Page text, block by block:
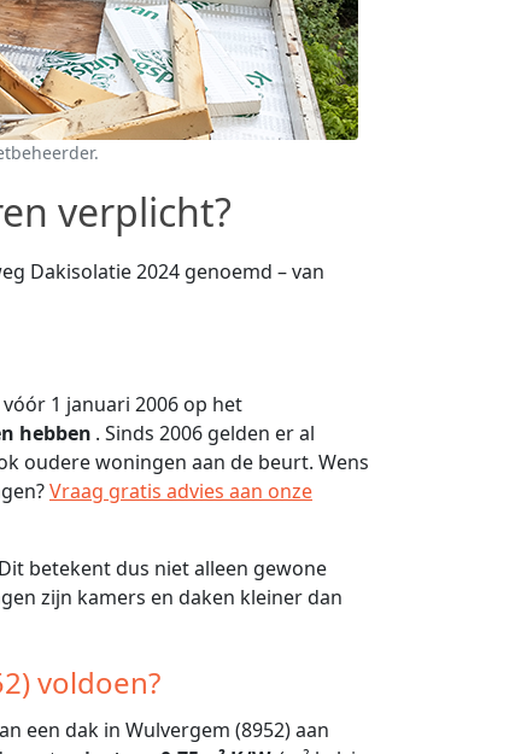
verplicht?
Dakisolatie 2024 genoemd – van
1 januari 2006 op het
hebben . Sinds 2006 gelden er al
oudere woningen aan de beurt. Wens
Vraag gratis advies aan onze
betekent dus niet alleen gewone
zijn kamers en daken kleiner dan
voldoen?
een dak in Wulvergem (8952) aan